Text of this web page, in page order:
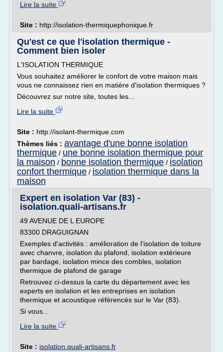
Lire la suite
Site : http://isolation-thermiquephonique.fr
Qu'est ce que l'isolation thermique -
Comment bien isoler
L'ISOLATION THERMIQUE
Vous souhaitez améliorer le confort de votre maison mais
vous ne connaissez rien en matière d'isolation thermiques ?
Découvrez sur notre site, toutes les...
Lire la suite
Site : http://isolant-thermique.com
Thèmes liés : avantage d'une bonne isolation
thermique / une bonne isolation thermique pour
la maison / bonne isolation thermique / isolation
confort thermique / isolation thermique dans la
maison
Expert en isolation Var (83) -
isolation.quali-artisans.fr
49 AVENUE DE L EUROPE
83300 DRAGUIGNAN
Exemples d'activités : amélioration de l'isolation de toiture
avec chanvre, isolation du plafond, isolation extérieure
par bardage, isolation mince des combles, isolation
thermique de plafond de garage
Retrouvez ci-dessus la carte du département avec les
experts en isolation et les entreprises en isolation
thermique et acoustique référencés sur le Var (83).
Si vous...
Lire la suite
Site : isolation.quali-artisans.fr